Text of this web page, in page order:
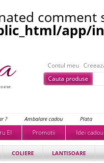
comment
app/
Contul meu
Cauta produse
? Ambalare cadou Plata
El Promotii Idei
COLIERE LANTISOARE